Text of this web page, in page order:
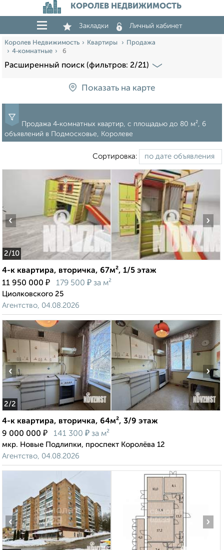
КОРОЛЕВ НЕДВИЖИМОСТЬ
Закладки Личный кабинет
Королев Недвижимость Квартиры
Продажа
4‑комнатные
6
Расширенный поиск (фильтров: 2/21)
Показать на карте
Продажа 4‑комнатных квартир, c площадью до 80 м², 6
объявлений в Подмосковье, Королеве
Сортировка:
2/10
‹ ›
4-к квартира, вторичка, 67м², 1/5 этаж
11 950 000 ₽ 179 500 ₽ за м²
Циолковского 25
Агентство, 04.08.2026
2/2
‹ ›
4-к квартира, вторичка, 64м², 3/9 этаж
9 000 000 ₽ 141 300 ₽ за м²
мкр. Новые Подлипки, проспект Королёва 12
Агентство, 04.08.2026
‹ ›